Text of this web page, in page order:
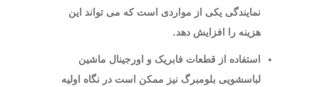
نمایندگی یکی از مواردی است که می تواند این
هزینه را افزایش دهد.
استفاده از قطعات فابریک و اورجینال ماشین
لباسشویی بلومبرگ نیز ممکن است در نگاه اولیه